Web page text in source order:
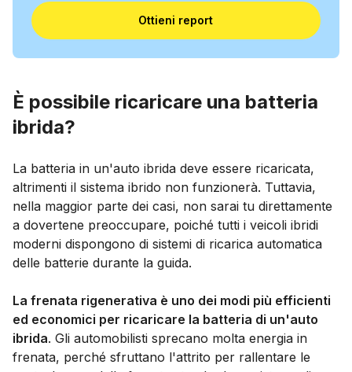
Ottieni report
È possibile ricaricare una batteria
ibrida?
La batteria in un'auto ibrida deve essere ricaricata,
altrimenti il sistema ibrido non funzionerà. Tuttavia,
nella maggior parte dei casi, non sarai tu direttamente
a dovertene preoccupare, poiché tutti i veicoli ibridi
moderni dispongono di sistemi di ricarica automatica
delle batterie durante la guida.
La frenata rigenerativa è uno dei modi più efficienti
ed economici per ricaricare la batteria di un'auto
ibrida. Gli automobilisti sprecano molta energia in
frenata, perché sfruttano l'attrito per rallentare le